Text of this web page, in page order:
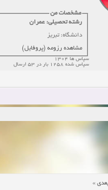
زمان:10-13-2024
مشخصات من
رشته تحصیلی: عمران
دانشگاه: تبریز
مشاهده رزومه (پروفایل)
سپاس ها 1304
سپاس شده 1258 بار در 53 ارسال
»